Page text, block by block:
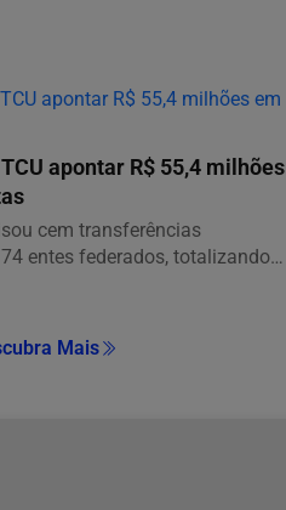
apontar R$ 55,4 milhões
cem transferências
entes federados, totalizando
Mais